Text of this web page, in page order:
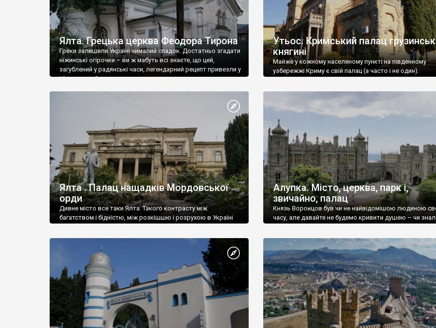
Ялта. Грецька церква Феодора Тирона
Греки залишили Україні чималий спадок. Достатньо згадати
ніжинські огірочки – ви ж мабуть всі знаєте, що цей,
загублений у радянські часи, легендарний рецепт привезли у
Ніжин греки?
Утьос. Кримський палац
княгині
Майже у кожному населеному пункті на південному
узбережжі Криму є свій палац (а часто і не один).
Ялта . Палац нащадків Мордовської
орди
Дивне місто все таки Ялта. Такого контрасту між
багатством і бідністю, між розкішшю і розрухою в Україні
Алупка. Місто, церква, парк і,
звичайно, палац
Князь Воронцов був чи не найвідомішою людиною
часу, але давайте не будемо кривити душею – чи